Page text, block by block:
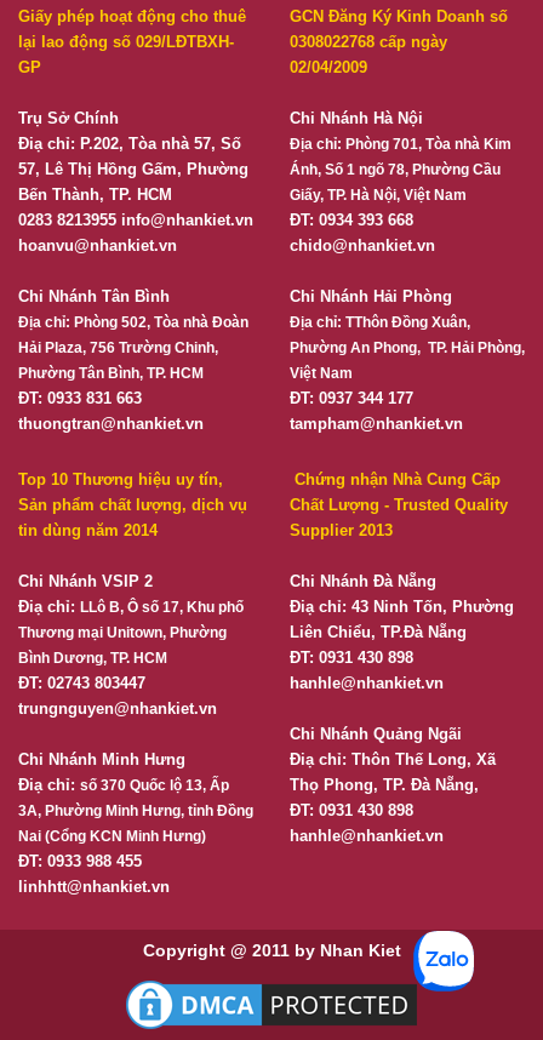
Giấy phép hoạt động cho thuê
lại lao động số 029/LĐTBXH-
GP
Trụ Sở Chính
Điạ chỉ: P.202, Tòa nhà 57, Số
57, Lê Thị Hồng Gấm, Phường
Bến Thành, TP. HCM
0283 8213955 info@nhankiet.vn
hoanvu@nhankiet.vn
Chi Nhánh Tân Bình
Địa chỉ: Phòng 502, Tòa nhà Đoàn
Hải Plaza, 756 Trường Chinh,
Phường Tân Bình, TP. HCM
ĐT: 0933 831 663
thuongtran@nhankiet.vn
GCN Đăng Ký Kinh Doanh số
0308022768 cấp ngày
02/04/2009
Chi Nhánh Hà Nội
Địa chỉ: Phòng 701, Tòa nhà Kim
Ánh, Số 1 ngõ 78, Phường Cầu
Giấy, TP. Hà Nội, Việt Nam
ĐT: 0934 393 668
chido@nhankiet.vn
Chi Nhánh Hải Phòng
Địa chỉ: TThôn Đồng Xuân,
Phường An Phong, TP. Hải Phòng,
Việt Nam
ĐT: 0937 344 177
tampham@nhankiet.vn
Top 10 Thương hiệu uy tín,
Sản phẩm chất lượng, dịch vụ
tin dùng năm 2014
Chi Nhánh VSIP 2
Điạ chỉ: LLô B, Ô số 17, Khu phố
Thương mại Unitown, Phường
Bình Dương, TP. HCM
ĐT: 02743 803447
trungnguyen@nhankiet.vn
Chi Nhánh Minh Hưng
Điạ chỉ: số 370 Quốc lộ 13, Ấp
3A, Phường Minh Hưng, tỉnh Đồng
Nai (Cổng KCN Minh Hưng)
ĐT: 0933 988 455
linhhtt@nhankiet.vn
Chứng nhận Nhà Cung Cấp
Chất Lượng - Trusted Quality
Supplier 2013
Chi Nhánh Đà Nẵng
Điạ chỉ: 43 Ninh Tốn, Phường
Liên Chiểu, TP.Đà Nẵng
ĐT: 0931 430 898
hanhle@nhankiet.vn
Chi Nhánh Quảng Ngãi
Điạ chỉ: Thôn Thế Long, Xã
Thọ Phong, TP. Đà Nẵng,
ĐT: 0931 430 898
hanhle@nhankiet.vn
Copyright @ 2011 by Nhan Kiet